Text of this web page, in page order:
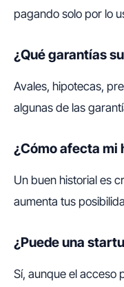
pagando solo por lo
¿Qué garantías
Avales, hipotecas,
algunas de las
¿Cómo afecta
Un buen historial es
aumenta tus
¿Puede una
Sí, aunque el acceso